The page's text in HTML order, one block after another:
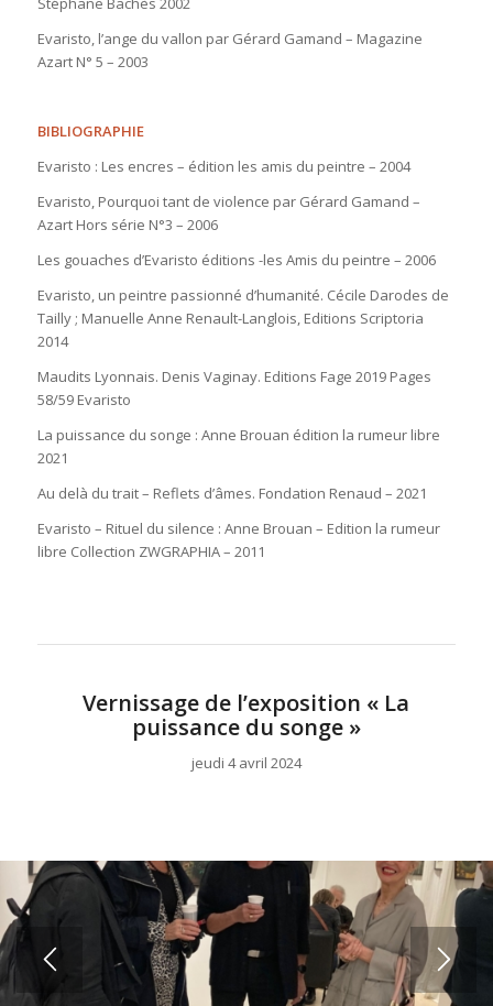
Evaristo, l’ange du vallon par Gérard Gamand – Magazine
Azart N° 5 – 2003
BIBLIOGRAPHIE
Evaristo : Les encres – édition les amis du peintre – 2004
Evaristo, Pourquoi tant de violence par Gérard Gamand –
Azart Hors série N°3 – 2006
Les gouaches d’Evaristo éditions -les Amis du peintre – 2006
Evaristo, un peintre passionné d’humanité. Cécile Darodes de
Tailly ; Manuelle Anne Renault-Langlois, Editions Scriptoria
2014
Maudits Lyonnais. Denis Vaginay. Editions Fage 2019 Pages
58/59 Evaristo
La puissance du songe : Anne Brouan édition la rumeur libre
2021
Au delà du trait – Reflets d’âmes. Fondation Renaud – 2021
Evaristo – Rituel du silence : Anne Brouan – Edition la rumeur
libre Collection ZWGRAPHIA – 2011
Vernissage de l’exposition « La
puissance du songe »
jeudi 4 avril 2024